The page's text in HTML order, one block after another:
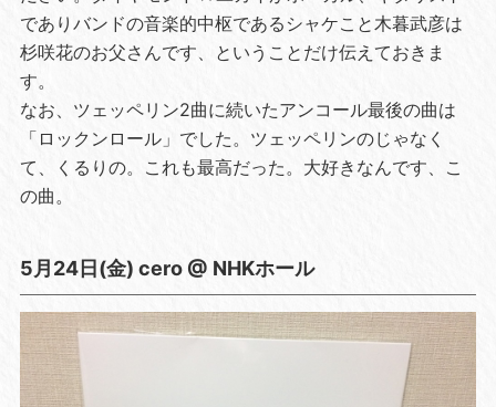
でありバンドの音楽的中枢であるシャケこと木暮武彦は
杉咲花のお父さんです、ということだけ伝えておきま
す。
なお、ツェッペリン2曲に続いたアンコール最後の曲は
「ロックンロール」でした。ツェッペリンのじゃなく
て、くるりの。これも最高だった。大好きなんです、こ
の曲。
5月24日(金) cero @ NHKホール